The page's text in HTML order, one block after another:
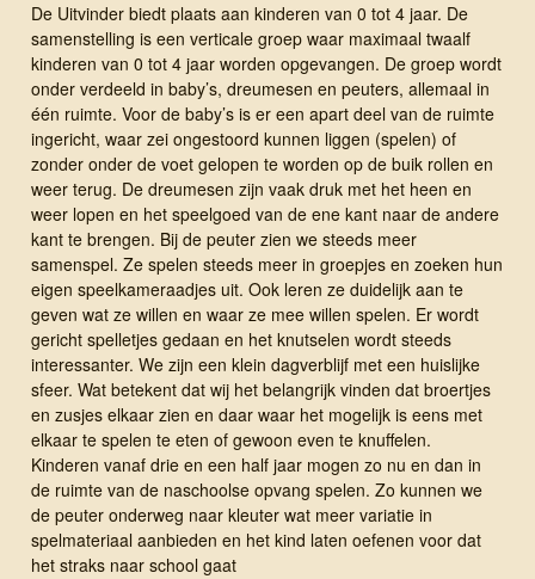
De Uitvinder biedt plaats aan kinderen van 0 tot 4 jaar. De
samenstelling is een verticale groep waar maximaal twaalf
kinderen van 0 tot 4 jaar worden opgevangen. De groep wordt
onder verdeeld in baby’s, dreumesen en peuters, allemaal in
één ruimte. Voor de baby’s is er een apart deel van de ruimte
ingericht, waar zei ongestoord kunnen liggen (spelen) of
zonder onder de voet gelopen te worden op de buik rollen en
weer terug. De dreumesen zijn vaak druk met het heen en
weer lopen en het speelgoed van de ene kant naar de andere
kant te brengen. Bij de peuter zien we steeds meer
samenspel. Ze spelen steeds meer in groepjes en zoeken hun
eigen speelkameraadjes uit. Ook leren ze duidelijk aan te
geven wat ze willen en waar ze mee willen spelen. Er wordt
gericht spelletjes gedaan en het knutselen wordt steeds
interessanter. We zijn een klein dagverblijf met een huislijke
sfeer. Wat betekent dat wij het belangrijk vinden dat broertjes
en zusjes elkaar zien en daar waar het mogelijk is eens met
elkaar te spelen te eten of gewoon even te knuffelen.
Kinderen vanaf drie en een half jaar mogen zo nu en dan in
de ruimte van de naschoolse opvang spelen. Zo kunnen we
de peuter onderweg naar kleuter wat meer variatie in
spelmateriaal aanbieden en het kind laten oefenen voor dat
het straks naar school gaat